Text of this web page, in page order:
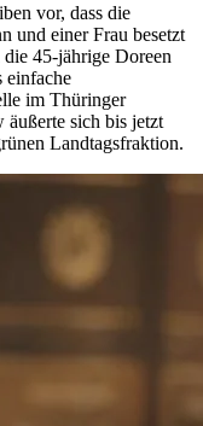
vor, dass die
und einer Frau besetzt
45-jährige Doreen
einfache
im Thüringer
sich bis jetzt
Landtagsfraktion.